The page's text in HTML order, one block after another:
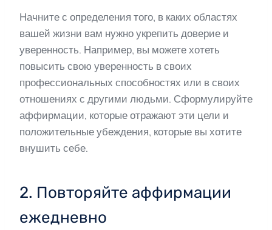
Начните с определения того, в каких областях
вашей жизни вам нужно укрепить доверие и
уверенность. Например, вы можете хотеть
повысить свою уверенность в своих
профессиональных способностях или в своих
отношениях с другими людьми. Сформулируйте
аффирмации, которые отражают эти цели и
положительные убеждения, которые вы хотите
внушить себе.
2. Повторяйте аффирмации
ежедневно